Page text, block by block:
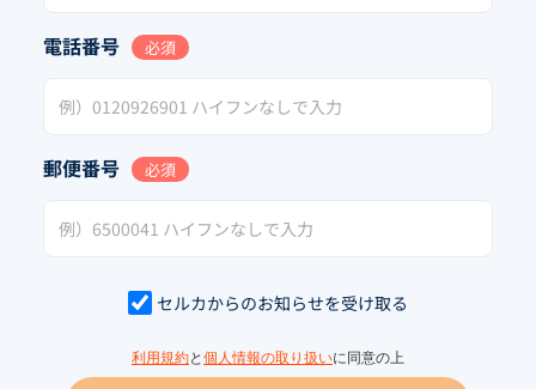
電話番号 必須
郵便番号 必須
セルカからのお知らせを受け取る
利用規約と 個人情報の取り扱いに同意の上